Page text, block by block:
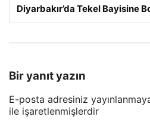
Diyarbakır’da Tekel Bayisine
Bir yanıt yazın
E-posta adresiniz
ile işaretlenmişlerdir